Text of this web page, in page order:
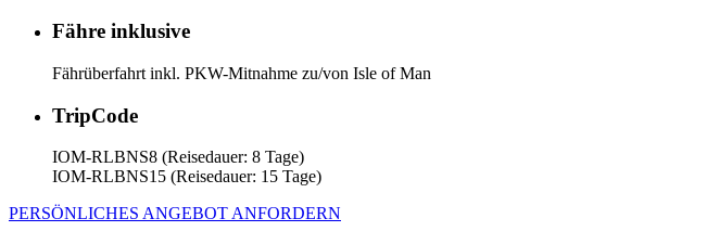
Fähre inklusive
Fährüberfahrt inkl. PKW-Mitnahme zu/von Isle of Man
TripCode
IOM-RLBNS8 (Reisedauer: 8 Tage)
IOM-RLBNS15 (Reisedauer: 15 Tage)
PERSÖNLICHES ANGEBOT ANFORDERN